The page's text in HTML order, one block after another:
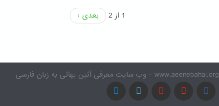
1 از 2
بعدی ›
www.aeenebahai.org - وب سایت معرفی آئین بهائی به زبان فارسی